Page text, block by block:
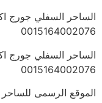
الساحر السفلي جورج
0015164002076
الساحر السفلي جورج
0015164002076
الموقع الرسمى